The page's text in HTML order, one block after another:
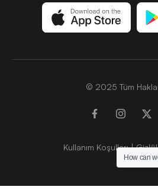
© 2025 Tüm
Kullanım Koşulları|
How can